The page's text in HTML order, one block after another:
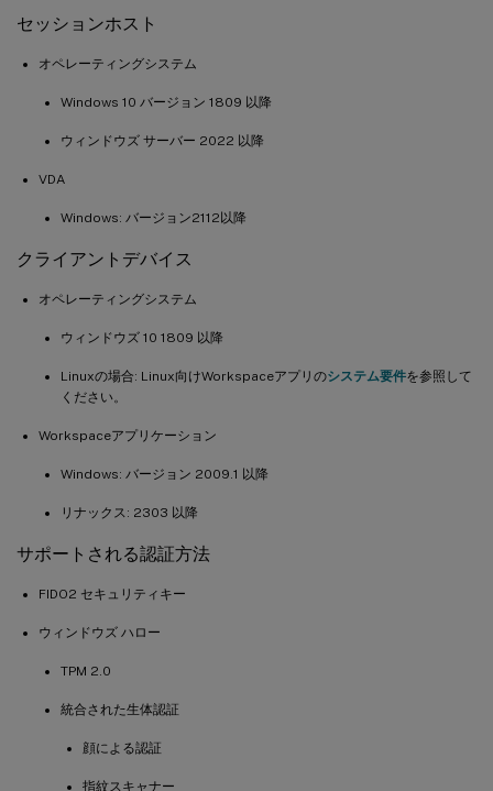
セッションホスト
オペレーティングシステム
Windows 10 バージョン 1809 以降
ウィンドウズ サーバー 2022 以降
VDA
Windows: バージョン2112以降
クライアントデバイス
オペレーティングシステム
ウィンドウズ 10 1809 以降
Linuxの場合: Linux向けWorkspaceアプリのシステム要件を参照して
ください。
Workspaceアプリケーション
Windows: バージョン 2009.1 以降
リナックス: 2303 以降
サポートされる認証方法
FIDO2 セキュリティキー
ウィンドウズ ハロー
TPM 2.0
統合された生体認証
顔による認証
指紋スキャナー